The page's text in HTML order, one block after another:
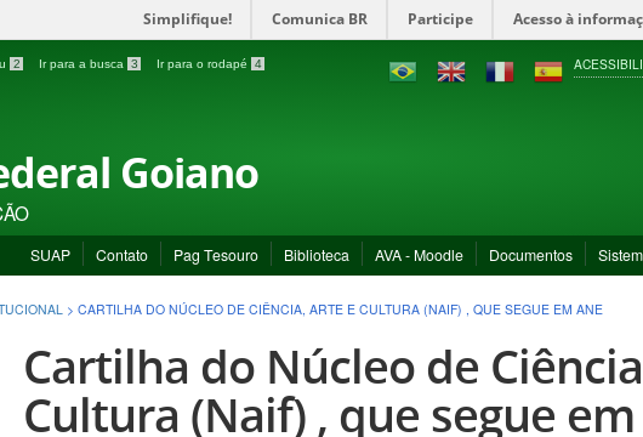
Simplifique! Comunica BR Participe Acesso à
2 Ir para a busca 3 Ir para o rodapé 4
Goiano
SUAP Contato Pag Tesouro Biblioteca AVA - Moodle Documentos
> CARTILHA DO NÚCLEO DE CIÊNCIA, ARTE E CULTURA (NAIF) , QUE SEGUE EM ANE
Cartilha do Núcleo de
Cultura (Naif) , que segue